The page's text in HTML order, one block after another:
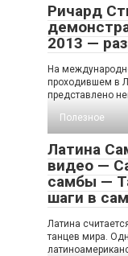
Ричард
2013 —
На
проходившем в
представлено
Полезное
Латина
видео —
самбы —
шаги в
Латина
танцев мира.